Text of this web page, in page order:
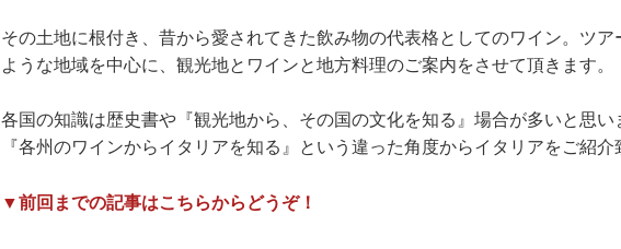
その土地に根付き、昔から愛されてきた飲み物の代表格としてのワイン。ツア
ような地域を中心に、観光地とワインと地方料理のご案内をさせて頂きます。
各国の知識は歴史書や『観光地から、その国の文化を知る』場合が多いと思い
『各州のワインからイタリアを知る』という違った角度からイタリアをご紹介
▼前回までの記事はこちらからどうぞ！